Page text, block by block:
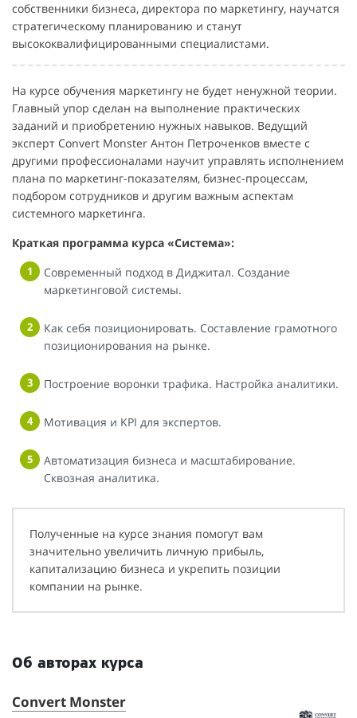
собственники бизнеса, директора по маркетингу, научатся
стратегическому планированию и станут
высококвалифицированными специалистами.
На курсе обучения маркетингу не будет ненужной теории.
Главный упор сделан на выполнение практических
заданий и приобретению нужных навыков. Ведущий
эксперт Convert Monster Антон Петроченков вместе с
другими профессионалами научит управлять исполнением
плана по маркетинг-показателям, бизнес-процессам,
подбором сотрудников и другим важным аспектам
системного маркетинга.
Краткая программа курса «Система»:
Современный подход в Диджитал. Создание
маркетинговой системы.
Как себя позиционировать. Составление грамотного
позиционирования на рынке.
Построение воронки трафика. Настройка аналитики.
Мотивация и KPI для экспертов.
Автоматизация бизнеса и масштабирование.
Сквозная аналитика.
Полученные на курсе знания помогут вам
значительно увеличить личную прибыль,
капитализацию бизнеса и укрепить позиции
компании на рынке.
Об авторах курса
Convert Monster